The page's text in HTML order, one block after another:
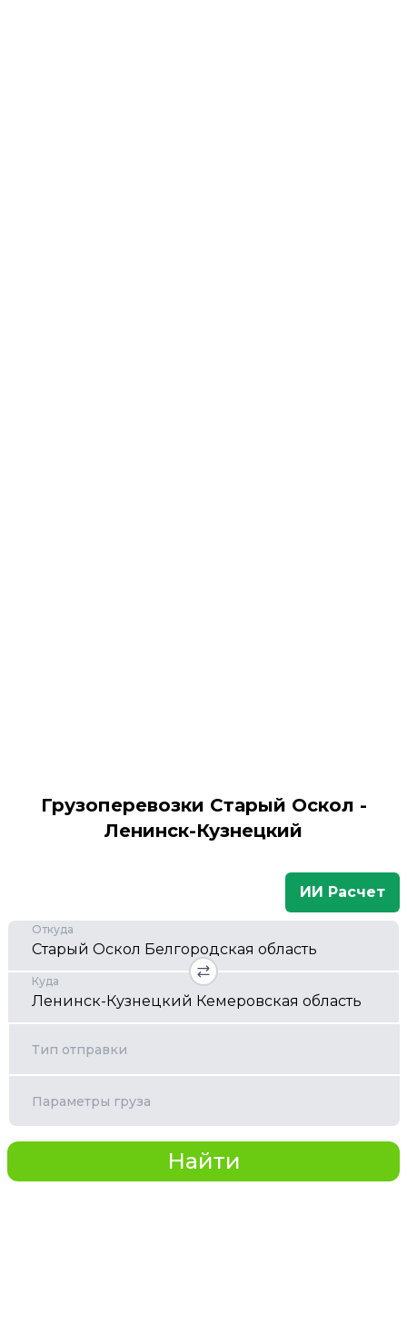
Грузоперевозки Старый Оскол -
Ленинск-Кузнецкий
ИИ Расчет
Откуда
Куда
Тип отправки
Параметры груза
Найти